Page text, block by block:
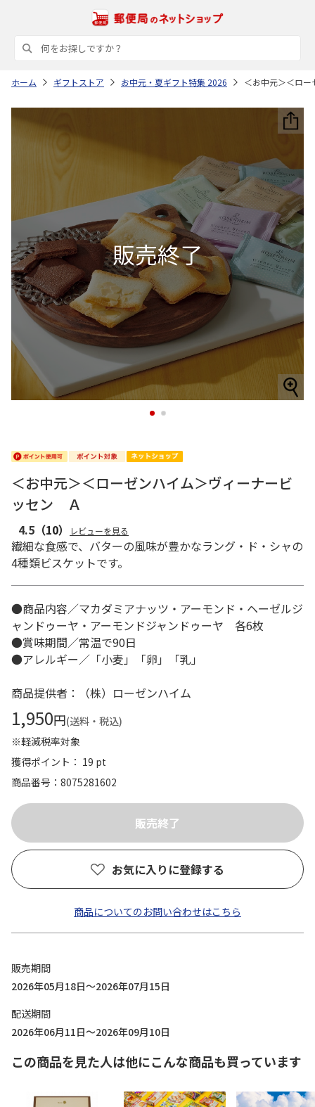
ホーム ギフトストア お中元・夏ギフト特集 2026 ＜お中元＞＜ロ
1 2
＜お中元＞＜ローゼンハイム＞ヴィーナービ
ッセン Ａ
4.5 （10） レビューを見る
繊細な食感で、バターの風味が豊かなラング・ド・シャの
4種類ビスケットです。
●商品内容／マカダミアナッツ・アーモンド・ヘーゼルジ
ャンドゥーヤ・アーモンドジャンドゥーヤ 各6枚
●賞味期間／常温で90日
●アレルギー／「小麦」「卵」「乳」
商品提供者：（株）ローゼンハイム
1,950円(送料・税込)
※軽減税率対象
獲得ポイント： 19 pt
商品番号
8075281602
お気に入りに登録する
商品についてのお問い合わせはこちら
販売期間
2026年05月18日～2026年07月15日
配送期間
2026年06月11日～2026年09月10日
この商品を見た人は他にこんな商品も買っています